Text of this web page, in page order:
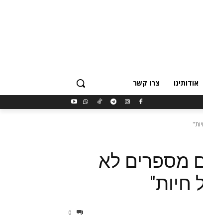
אודותינו צרו קשר
מספרים לא
חיות"
0